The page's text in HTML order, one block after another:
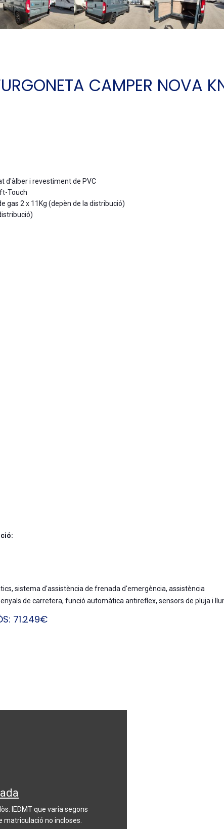
CAMPER NOVA
d'àlber i revestiment de PVC
Touch
gas 2 x 11Kg (depèn de la distribució)
sistema d'assistència de frenada d'emergència, assistència
de carretera, funció automàtica antireflex, sensors de pluja i
71.249€
IEDMT que varia segons
no incloses.